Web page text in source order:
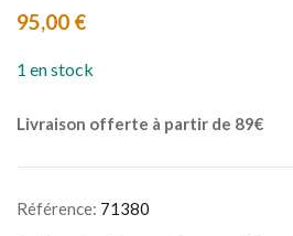
95,00 €
1 en stock
Livraison offerte à partir de 89€
Référence: 71380